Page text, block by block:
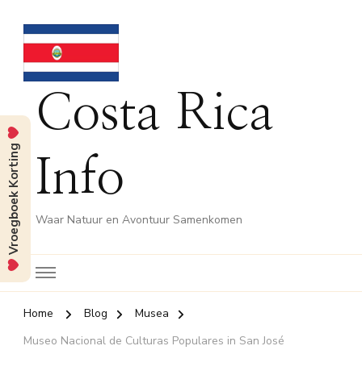
Costa Rica
Info
Waar Natuur en Avontuur Samenkomen
Home Blog
Musea
Museo Nacional de Culturas Populares in San José
Vroegboek Korting